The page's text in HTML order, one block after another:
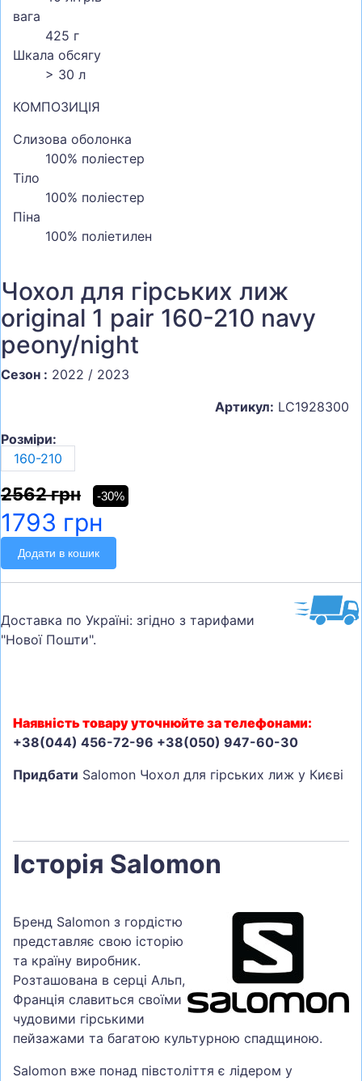
вага
425 г
Шкала обсягу
> 30 л
КОМПОЗИЦІЯ
Слизова оболонка
100% поліестер
Тіло
100% поліестер
Піна
100% поліетилен
Чохол для гірських лиж
original 1 pair 160-210 navy
peony/night
Сезон : 2022 / 2023
Артикул: LC1928300
Розміри:
160-210
2562 грн -30%
1793 грн
Додати в кошик
Доставка по Україні: згідно з тарифами
"Нової Пошти".
Наявність товару уточнюйте за телефонами:
+38(044) 456-72-96 +38(050) 947-60-30
Придбати Salomon Чохол для гірських лиж у Києві
Історія Salomon
Бренд Salomon з гордістю
представляє свою історію
та країну виробник.
Розташована в серці Альп,
Франція славиться своїми
чудовими гірськими
пейзажами та багатою культурною спадщиною.
Salomon вже понад півстоліття є лідером у